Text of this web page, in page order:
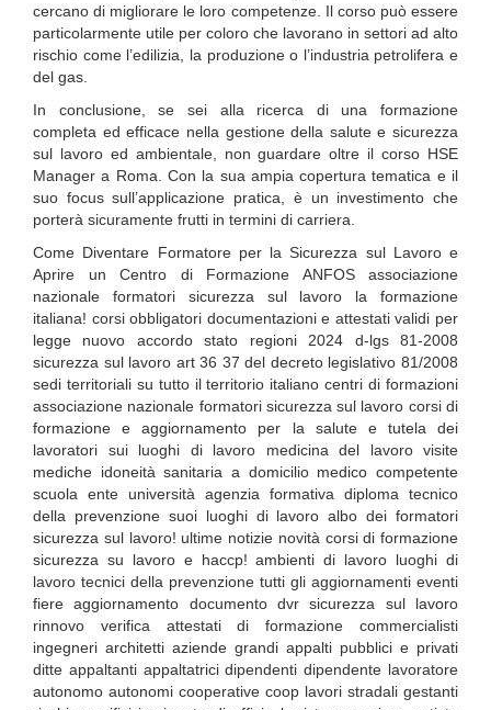
cercano di migliorare le loro competenze. Il corso può essere
particolarmente utile per coloro che lavorano in settori ad alto
rischio come l’edilizia, la produzione o l’industria petrolifera e
del gas.
In conclusione, se sei alla ricerca di una formazione
completa ed efficace nella gestione della salute e sicurezza
sul lavoro ed ambientale, non guardare oltre il corso HSE
Manager a Roma. Con la sua ampia copertura tematica e il
suo focus sull’applicazione pratica, è un investimento che
porterà sicuramente frutti in termini di carriera.
Come Diventare Formatore per la Sicurezza sul Lavoro e
Aprire un Centro di Formazione ANFOS associazione
nazionale formatori sicurezza sul lavoro la formazione
italiana! corsi obbligatori documentazioni e attestati validi per
legge nuovo accordo stato regioni 2024 d-lgs 81-2008
sicurezza sul lavoro art 36 37 del decreto legislativo 81/2008
sedi territoriali su tutto il territorio italiano centri di formazioni
associazione nazionale formatori sicurezza sul lavoro corsi di
formazione e aggiornamento per la salute e tutela dei
lavoratori sui luoghi di lavoro medicina del lavoro visite
mediche idoneità sanitaria a domicilio medico competente
scuola ente università agenzia formativa diploma tecnico
della prevenzione suoi luoghi di lavoro albo dei formatori
sicurezza sul lavoro! ultime notizie novità corsi di formazione
sicurezza su lavoro e haccp! ambienti di lavoro luoghi di
lavoro tecnici della prevenzione tutti gli aggiornamenti eventi
fiere aggiornamento documento dvr sicurezza sul lavoro
rinnovo verifica attestati di formazione commercialisti
ingegneri architetti aziende grandi appalti pubblici e privati
ditte appaltanti appaltatrici dipendenti dipendente lavoratore
autonomo autonomi cooperative coop lavori stradali gestanti